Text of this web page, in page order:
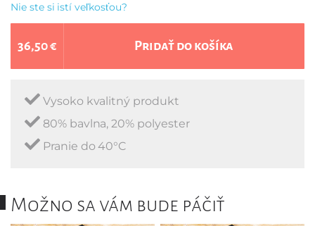
Nie ste si istí veľkosťou?
36,50 € Pridať do košíka
Vysoko kvalitný produkt
80% bavlna, 20% polyester
Pranie do 40°C
Možno sa vám bude páčiť